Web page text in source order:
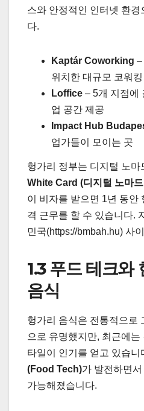
스와 안정적인 인터넷 환경
다.
Kaptár Coworking –
위치한 대규모 코워
Loffice – 5개 지점에
업 공간 제공
Impact Hub
업가들이 모이는 곳
헝가리 정부는 디지털 노마
White Card (디지털 노마
이 비자를 받으면 1년 동안
격 근무를 할 수 있습니다.
민국(https://bmbah.hu) 사
1.3 푸드 테크와
음식
헝가리 음식은 전통적으로
으로 유명했지만, 최근에
타일이 인기를 얻고 있습니
(Food Tech)가 발전하면서
가능해졌습니다.